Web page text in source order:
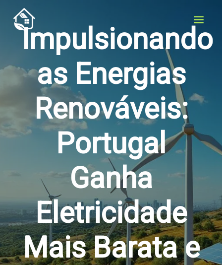
para
Impulsionando
as Energias
Renováveis:
Portugal
Ganha
Eletricidade
Mais Barata e